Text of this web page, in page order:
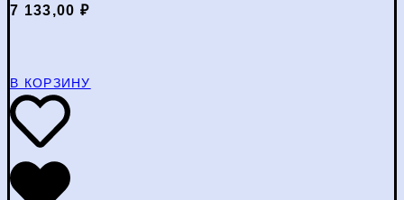
7 133,00 ₽
В КОРЗИНУ